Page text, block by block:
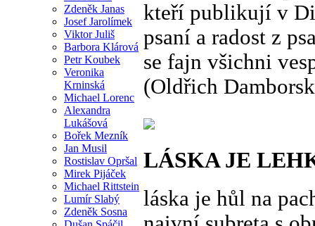
Zdeněk Janas
Josef Jarolímek
Viktor Juliš
Barbora Klárová
Petr Koubek
Veronika
Krninská
Michael Lorenc
Alexandra
Lukášová
Bořek Mezník
Jan Musil
Rostislav Opršal
Mirek Pijáček
Michael Rittstein
Lumír Slabý
Zdeněk Sosna
kteří publikují v
psaní a radost z
se fajn všichni
(Oldřich
LÁSKA JE
láska je hůl na